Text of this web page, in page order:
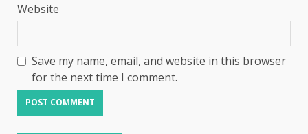
Website
Save my name, email, and website in this browser
for the next time I comment.